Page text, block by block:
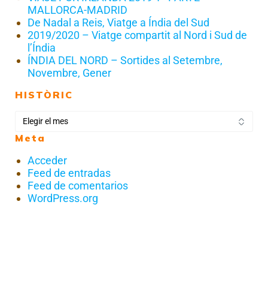
MALLORCA-MADRID
De Nadal a Reis, Viatge a Índia del Sud
2019/2020 – Viatge compartit al Nord i Sud de
l’Índia
ÍNDIA DEL NORD – Sortides al Setembre,
Novembre, Gener
HISTÒRIC
Meta
Acceder
Feed de entradas
Feed de comentarios
WordPress.org